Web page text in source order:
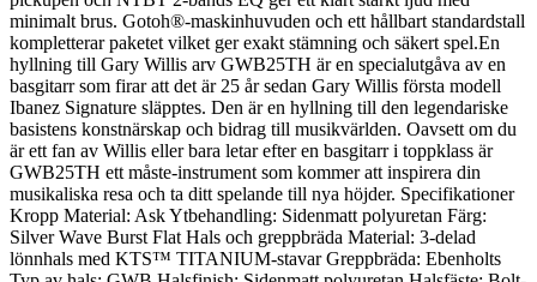
minimalt brus. Gotoh®-maskinhuvuden och ett hållbart standardstall
kompletterar paketet vilket ger exakt stämning och säkert spel.En
hyllning till Gary Willis arv GWB25TH är en specialutgåva av en
basgitarr som firar att det är 25 år sedan Gary Willis första modell
Ibanez Signature släpptes. Den är en hyllning till den legendariske
basistens konstnärskap och bidrag till musikvärlden. Oavsett om du
är ett fan av Willis eller bara letar efter en basgitarr i toppklass är
GWB25TH ett måste-instrument som kommer att inspirera din
musikaliska resa och ta ditt spelande till nya höjder. Specifikationer
Kropp Material: Ask Ytbehandling: Sidenmatt polyuretan Färg:
Silver Wave Burst Flat Hals och greppbräda Material: 3-delad
lönnhals med KTS™ TITANIUM-stavar Greppbräda: Ebenholts